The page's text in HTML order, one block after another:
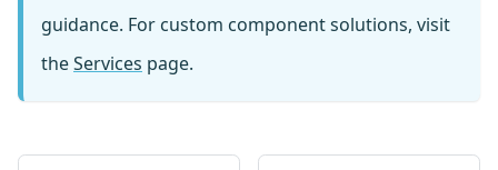
guidance. For custom component solutions, visit
theServices page.